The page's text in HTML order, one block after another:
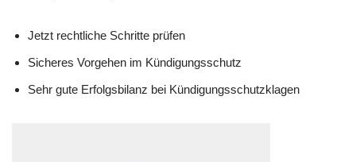
Jetzt rechtliche Schritte prüfen
Sicheres Vorgehen im Kündigungsschutz
Sehr gute Erfolgsbilanz bei Kündigungsschutzklagen